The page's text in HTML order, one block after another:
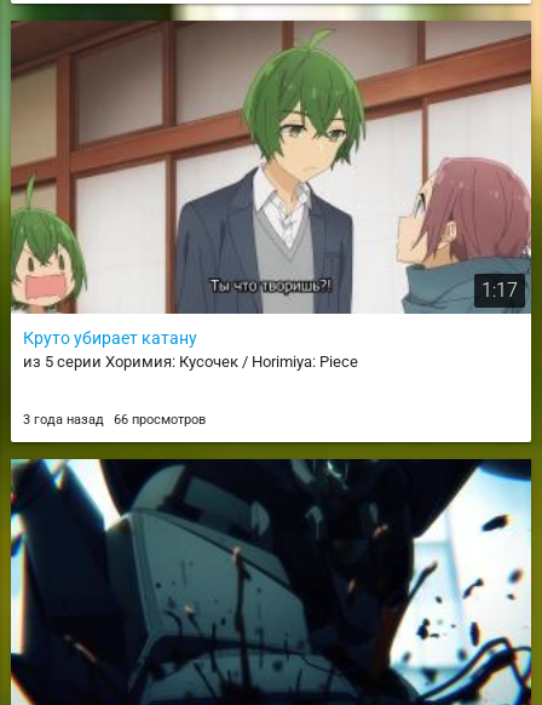
1:17
Круто убирает катану
из 5 серии Хоримия: Кусочек / Horimiya: Piece
3 года назад 66 просмотров